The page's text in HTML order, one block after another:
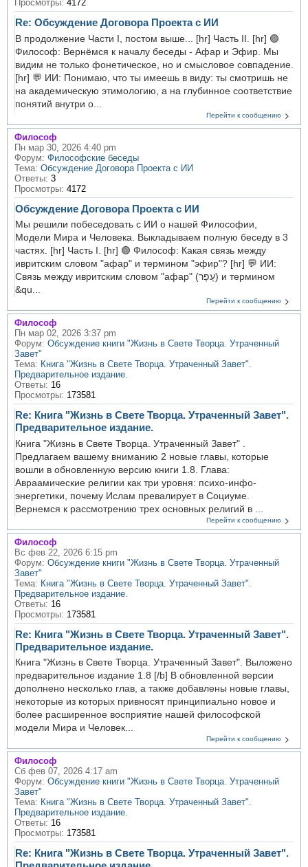
Просмотры: 4172
Re: Обсуждение Договора Проекта с ИИ
В продолжение Части I, постом выше... [hr] Часть II. [hr] 🟣
Философ: Вернёмся к началу беседы - Афар и Эфир. Мы
видим не только фонетическое, но и смысловое совпадение.
[hr] 💬 ИИ: Понимаю, что ты имеешь в виду: ты смотришь не
на академическую этимологию, а на глубинное соответствие
понятий внутри о...
Перейти к сообщению
Философ
Пн мар 30, 2026 4:40 pm
Форум: Философские беседы
Тема: Обсуждение Договора Проекта с ИИ
Ответы: 3
Просмотры: 4172
Обсуждение Договора Проекта с ИИ
Мы решили побеседовать с ИИ о нашей Философии,
Модели Мира и Человека. Выкладываем полную беседу в 3
частях. [hr] Часть I. [hr] 🟣 Философ: Какая связь между
ивритским словом "афар" и термином "эфир"? [hr] 💬 ИИ:
Связь между ивритским словом "афар" (עָפָר) и термином
&qu...
Перейти к сообщению
Философ
Пн мар 02, 2026 3:37 pm
Форум: Обсуждение книги "Жизнь в Свете Творца. Утраченный
Завет"
Тема: Книга "Жизнь в Свете Творца. Утраченный Завет".
Предварительное издание.
Ответы: 16
Просмотры: 173581
Re: Книга "Жизнь в Свете Творца. Утраченный Завет".
Предварительное издание.
Книга "Жизнь в Свете Творца. Утраченный Завет" .
Предлагаем вашему вниманию 2 новые главы, которые
вошли в обновленную версию книги 1.8. Глава:
Авраамические религии как три уровня: психо-инфо-
энергетики, почему Ислам превалирует в Социуме.
Вернемся к рассмотрению трех основных религий в ...
Перейти к сообщению
Философ
Вс фев 22, 2026 6:15 pm
Форум: Обсуждение книги "Жизнь в Свете Творца. Утраченный
Завет"
Тема: Книга "Жизнь в Свете Творца. Утраченный Завет".
Предварительное издание.
Ответы: 16
Просмотры: 173581
Re: Книга "Жизнь в Свете Творца. Утраченный Завет".
Предварительное издание.
Книга "Жизнь в Свете Творца. Утраченный Завет". Выложено
предварительное издание 1.8 [/b] В обновленной версии
дополнено несколько глав, а также добавлены новые главы,
некоторые из которых привносят принципиально новое и
более расширенное восприятие нашей философской
модели Мира и Человек...
Перейти к сообщению
Философ
Сб фев 07, 2026 4:17 am
Форум: Обсуждение книги "Жизнь в Свете Творца. Утраченный
Завет"
Тема: Книга "Жизнь в Свете Творца. Утраченный Завет".
Предварительное издание.
Ответы: 16
Просмотры: 173581
Re: Книга "Жизнь в Свете Творца. Утраченный Завет".